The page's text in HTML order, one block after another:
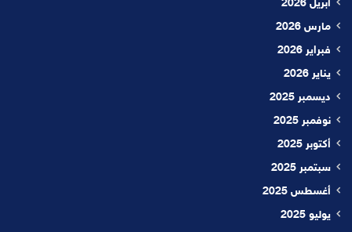
أبريل 2026
مارس 2026
فبراير 2026
يناير 2026
ديسمبر 2025
نوفمبر 2025
أكتوبر 2025
سبتمبر 2025
أغسطس 2025
يوليو 2025